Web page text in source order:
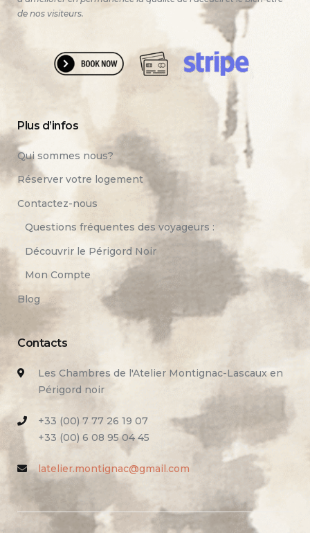
de nos visiteurs.
Plus d’infos
Qui sommes nous?
Réserver votre logement
Contactez-nous
Questions fréquentes des voyageurs :
Découvrir le Périgord Noir
Mon Compte
Blog
Contacts
Les Chambres de l'Atelier Montignac-Lascaux en
Périgord noir
+33 (00) 7 77 26 19 07
+33 (00) 6 08 95 04 45
latelier.montignac@gmail.com